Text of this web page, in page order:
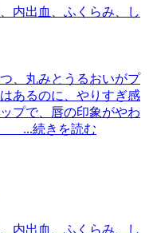
内出血、ふくらみ、し
、丸みとうるおいがプ
あるのに、やりすぎ感
プで、唇の印象がやわ
...続きを読む
内出血、ふくらみ、し